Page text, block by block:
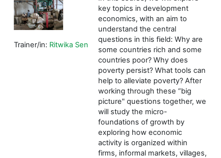
key topics in development
economics, with an aim to
understand the central
questions in this field: Why are
some countries rich and some
countries poor? Why does
poverty persist? What tools can
help to alleviate poverty? After
working through these “big
picture" questions together, we
will study the micro-
foundations of growth by
exploring how economic
activity is organized within
firms, informal markets, villages,
Trainer/in: Ritwika Sen